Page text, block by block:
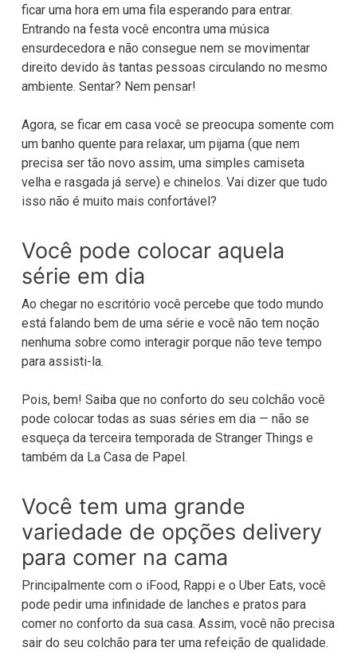
ficar uma hora em uma fila esperando para entrar.
Entrando na festa você encontra uma música
ensurdecedora e não consegue nem se movimentar
direito devido às tantas pessoas circulando no mesmo
ambiente. Sentar? Nem pensar!
Agora, se ficar em casa você se preocupa somente com
um banho quente para relaxar, um pijama (que nem
precisa ser tão novo assim, uma simples camiseta
velha e rasgada já serve) e chinelos. Vai dizer que tudo
isso não é muito mais confortável?
Você pode colocar aquela
série em dia
Ao chegar no escritório você percebe que todo mundo
está falando bem de uma série e você não tem noção
nenhuma sobre como interagir porque não teve tempo
para assisti-la.
Pois, bem! Saiba que no conforto do seu colchão você
pode colocar todas as suas séries em dia — não se
esqueça da terceira temporada de Stranger Things e
também da La Casa de Papel.
Você tem uma grande
variedade de opções delivery
para comer na cama
Principalmente com o iFood, Rappi e o Uber Eats, você
pode pedir uma infinidade de lanches e pratos para
comer no conforto da sua casa. Assim, você não precisa
sair do seu colchão para ter uma refeição de qualidade.